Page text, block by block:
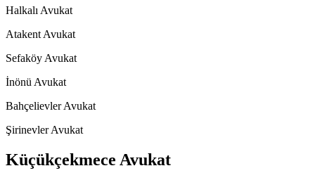
Halkalı Avukat
Atakent Avukat
Sefaköy Avukat
İnönü Avukat
Bahçelievler Avukat
Şirinevler Avukat
Küçükçekmece Avukat